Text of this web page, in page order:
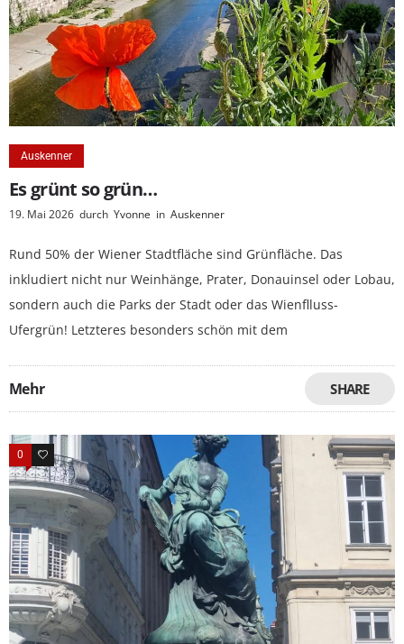
Auskenner
Es grünt so grün…
19. Mai 2026 durch Yvonne in Auskenner
Rund 50% der Wiener Stadtfläche sind Grünfläche. Das
inkludiert nicht nur Weinhänge, Prater, Donauinsel oder Lobau,
sondern auch die Parks der Stadt oder das Wienflluss-
Ufergrün! Letzteres besonders schön mit dem
Mehr SHARE
0 0